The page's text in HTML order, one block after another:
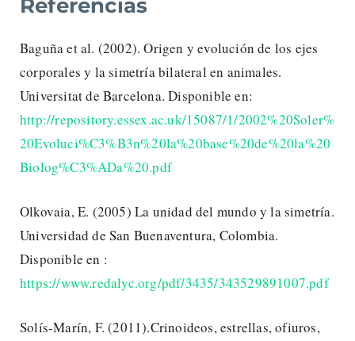
Referencias
Baguña et al. (2002). Origen y evolución de los ejes
corporales y la simetría bilateral en animales.
Universitat de Barcelona. Disponible en:
http://repository.essex.ac.uk/15087/1/2002%20Soler%
20Evoluci%C3%B3n%20la%20base%20de%20la%20
Biolog%C3%ADa%20.pdf
Olkovaia, E. (2005) La unidad del mundo y la simetría.
Universidad de San Buenaventura, Colombia.
Disponible en :
https://www.redalyc.org/pdf/3435/343529891007.pdf
Solís-Marín, F. (2011).Crinoideos, estrellas, ofiuros,